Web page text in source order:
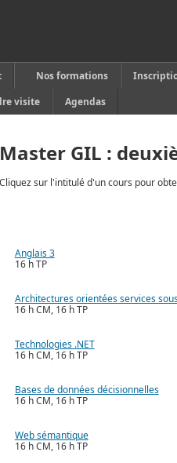
Nos formations
visite Agendas
Master GIL :
Cliquez sur l'intitulé d'un cours pour
Anglais 3
16 h TP
Architectures orientées services sous
16 h CM, 16 h TP
Technologies .NET
16 h CM, 16 h TP
Bases de données décisionnelles
16 h CM, 16 h TP
Web sémantique
16 h CM, 16 h TP